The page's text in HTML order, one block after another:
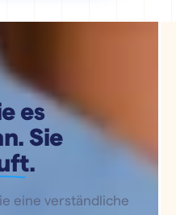
es
Sie
.
eine verständliche